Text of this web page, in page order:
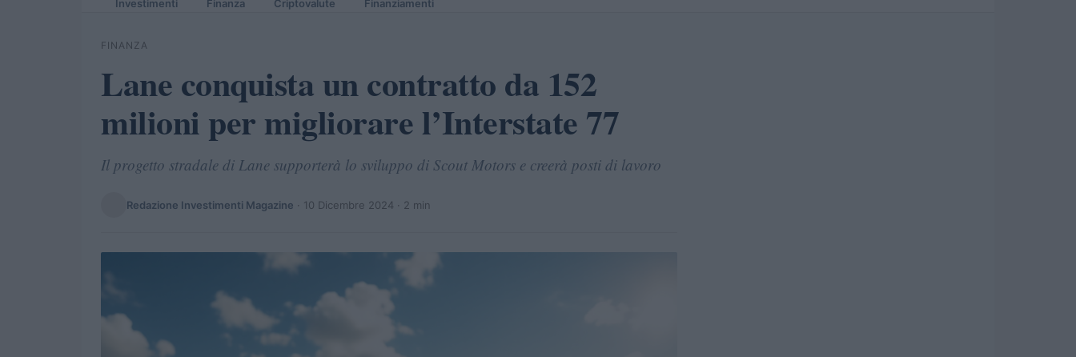
Investimenti Finanza Criptovalute Finanziamenti
FINANZA
Lane conquista un contratto da 152
milioni per migliorare l’Interstate 77
Il progetto stradale di Lane supporterà lo sviluppo di Scout Motors e creerà posti di lavoro
Redazione Investimenti Magazine · 10 Dicembre 2024 · 2 min